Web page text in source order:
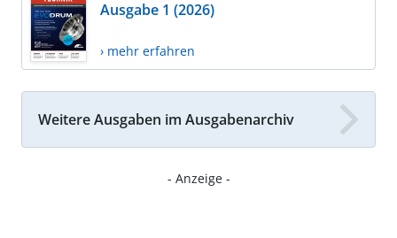
Ausgabe 1 (2026)
› mehr erfahren
Weitere Ausgaben im Ausgabenarchiv
- Anzeige -